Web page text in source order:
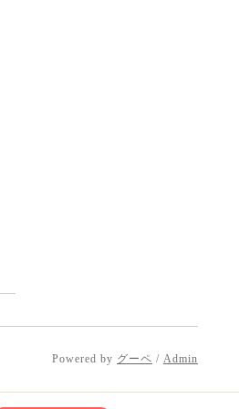
Powered by グーペ / Admin